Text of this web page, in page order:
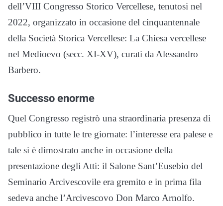
dell’VIII Congresso Storico Vercellese, tenutosi nel
2022, organizzato in occasione del cinquantennale
della Società Storica Vercellese: La Chiesa vercellese
nel Medioevo (secc. XI-XV), curati da Alessandro
Barbero.
Successo enorme
Quel Congresso registrò una straordinaria presenza di
pubblico in tutte le tre giornate: l’interesse era palese e
tale si è dimostrato anche in occasione della
presentazione degli Atti: il Salone Sant’Eusebio del
Seminario Arcivescovile era gremito e in prima fila
sedeva anche l’Arcivescovo Don Marco Arnolfo.